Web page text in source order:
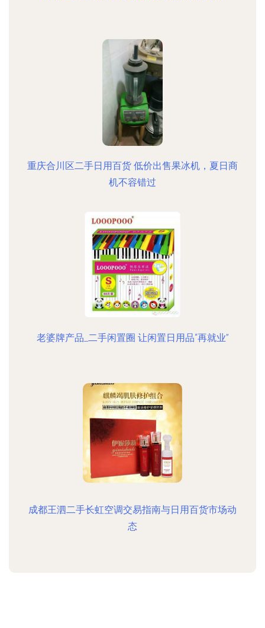
重庆合川区二手日用百货 低价出售果冰机，夏日商
机不容错过
老婆牌产品_二手闲置圈 让闲置日用品“再就业”
成都王泗二手长虹空调交易指南与日用百货市场动
态